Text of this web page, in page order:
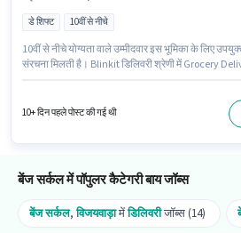
डे शिफ्ट 10वीं से नीचे
10वीं से नीचे योग्यता वाले उम्मीदवार इस भूमिका के लिए
संरचना मिलती है। Blinkit डिलिवरी श्रेणी में Grocery
प्रति सप्ताह है। आवेदक को अंग्रेजी में धाराप्रवाह होना चाहिए।
10+ दिन पहले पोस्ट की गई थी
बेंज सर्कल में पॉपुलर कैटेगरी बाय जॉब्स
बेंज सर्कल,विजयवाड़ामेंडिलिवरीजॉब्स (14)